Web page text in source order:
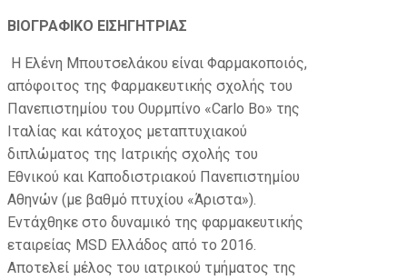
ΒΙΟΓΡΑΦΙΚΟ ΕΙΣΗΓΗΤΡΙΑΣ
Η Ελένη Μπουτσελάκου είναι Φαρμακοποιός,
απόφοιτος της Φαρμακευτικής σχολής του
Πανεπιστημίου του Ουρμπίνο «Carlo Bo» της
Ιταλίας και κάτοχος μεταπτυχιακού
διπλώματος της Ιατρικής σχολής του
Εθνικού και Καποδιστριακού Πανεπιστημίου
Αθηνών (με βαθμό πτυχίου «Άριστα»).
Εντάχθηκε στο δυναμικό της φαρμακευτικής
εταιρείας MSD Ελλάδος από το 2016.
Αποτελεί μέλος του ιατρικού τμήματος της